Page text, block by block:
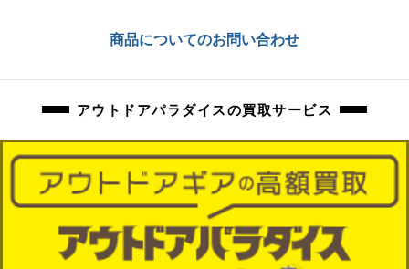
商品についてのお問い合わせ
アウトドアパラダイスの買取サービス